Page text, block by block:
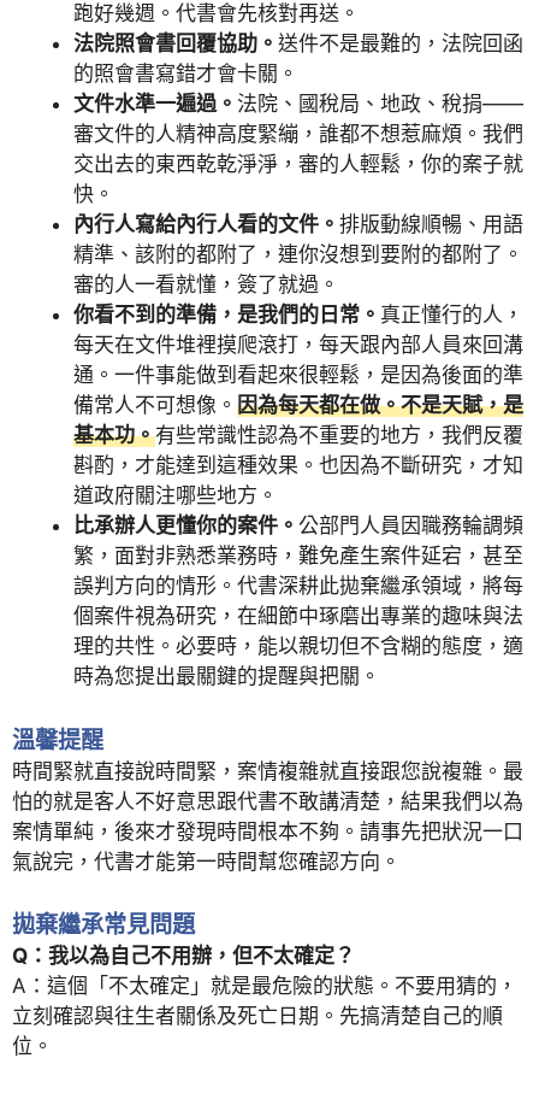
跑好幾週。代書會先核對再送。
法院照會書回覆協助。 送件不是最難的，法院回函
的照會書寫錯才會卡關。
文件水準一遍過。 法院、國稅局、地政、稅捐——
審文件的人精神高度緊繃，誰都不想惹麻煩。我們
交出去的東西乾乾淨淨，審的人輕鬆，你的案子就
快。
內行人寫給內行人看的文件。 排版動線順暢、用語
精準、該附的都附了，連你沒想到要附的都附了。
審的人一看就懂，簽了就過。
你看不到的準備，是我們的日常。 真正懂行的人，
每天在文件堆裡摸爬滾打，每天跟內部人員來回溝
通。一件事能做到看起來很輕鬆，是因為後面的準
備常人不可想像。 因為每天都在做。不是天賦，是
基本功。有些常識性認為不重要的地方，我們反覆
斟酌，才能達到這種效果。也因為不斷研究，才知
道政府關注哪些地方。
比承辦人更懂你的案件。 公部門人員因職務輪調頻
繁，面對非熟悉業務時，難免產生案件延宕，甚至
誤判方向的情形。代書深耕此拋棄繼承領域，將每
個案件視為研究，在細節中琢磨出專業的趣味與法
理的共性。必要時，能以親切但不含糊的態度，適
時為您提出最關鍵的提醒與把關。
溫馨提醒
時間緊就直接說時間緊，案情複雜就直接跟您說複雜。最
怕的就是客人不好意思跟代書不敢講清楚，結果我們以為
案情單純，後來才發現時間根本不夠。請事先把狀況一口
氣說完，代書才能第一時間幫您確認方向。
拋棄繼承常見問題
Q：我以為自己不用辦，但不太確定？
A：這個「不太確定」就是最危險的狀態。不要用猜的，
立刻確認與往生者關係及死亡日期。先搞清楚自己的順
位。